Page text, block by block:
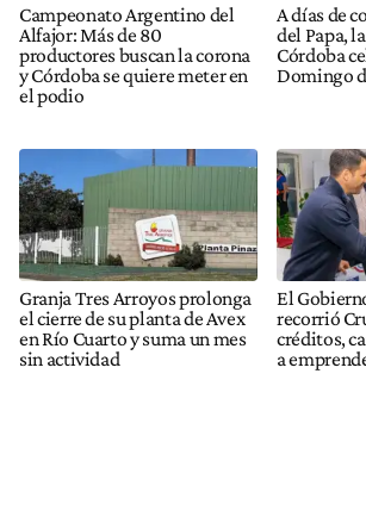
Campeonato Argentino del
Alfajor: Más de 80
productores buscan la corona
y Córdoba se quiere meter en
el podio
A días de
del Papa,
Córdoba
Domingo
Granja Tres Arroyos prolonga
el cierre de su planta de Avex
en Río Cuarto y suma un mes
sin actividad
El
recorrió
créditos,
a